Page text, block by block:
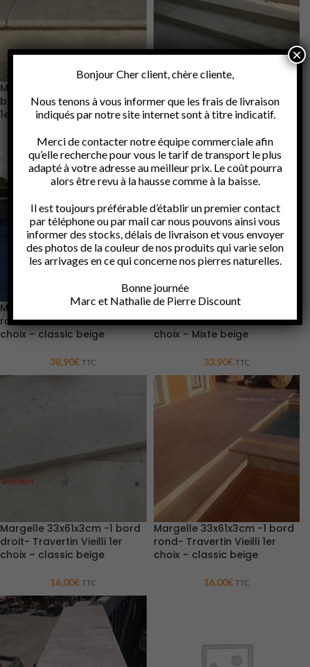
Margelle 33x100x3cm -1
bord rond- Travertin Vieilli
1er choix – classic beige
33,90€ TTC
droit- Travertin Vieilli 1er
choix – classic beige
38,00€ TTC
Margelle 33x120x3cm – bord
rond – Travertin Vieilli 1er
choix – classic beige
38,90€ TTC
Margelle 33x120x3cm -bord
rond- Travertin Vieilli 1er
choix – Mixte beige
33,90€ TTC
Margelle 33x61x3cm -1 bord
droit- Travertin Vieilli 1er
choix – classic beige
16,00€ TTC
Margelle 33x61x3cm -1 bord
rond- Travertin Vieilli 1er
choix – classic beige
16,00€ TTC
Bonjour Cher client, chère cliente,
Nous tenons à vous informer que les frais de livraison
indiqués par notre site internet sont à titre indicatif.
Merci de contacter notre équipe commerciale afin
qu’elle recherche pour vous le tarif de transport le plus
adapté à votre adresse au meilleur prix. Le coût pourra
alors être revu à la hausse comme à la baisse.
Il est toujours préférable d’établir un premier contact
par téléphone ou par mail car nous pouvons ainsi vous
informer des stocks, délais de livraison et vous envoyer
des photos de la couleur de nos produits qui varie selon
les arrivages en ce qui concerne nos pierres naturelles.
Bonne journée
Marc et Nathalie de Pierre Discount
×